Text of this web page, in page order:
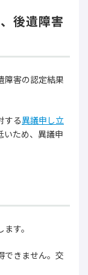
後遺障害
障害の認定結果
する異議申し立
いため、異議申
す。
できません。交